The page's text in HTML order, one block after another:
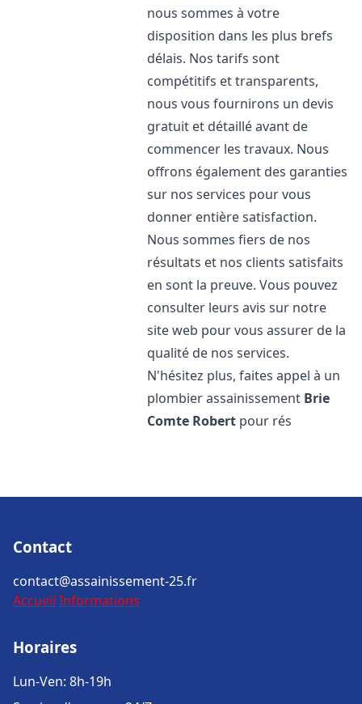
nous sommes à votre
disposition dans les plus brefs
délais. Nos tarifs sont
compétitifs et transparents,
nous vous fournirons un devis
gratuit et détaillé avant de
commencer les travaux. Nous
offrons également des garanties
sur nos services pour vous
donner entière satisfaction.
Nous sommes fiers de nos
résultats et nos clients satisfaits
en sont la preuve. Vous pouvez
consulter leurs avis sur notre
site web pour vous assurer de la
qualité de nos services.
N'hésitez plus, faites appel à un
plombier assainissement Brie
Comte Robert pour rés
Contact
contact@assainissement-25.fr
Accueil Informations
Horaires
Lun-Ven: 8h-19h